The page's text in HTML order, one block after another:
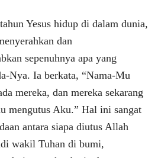
Yesus hidup di dalam dunia,
dan
sepenuhnya apa yang
Nya. Ia berkata, “Nama-Mu
mereka, dan mereka sekarang
mengutus Aku.” Hal ini sangat
antara siapa diutus Allah
wakil Tuhan di bumi,